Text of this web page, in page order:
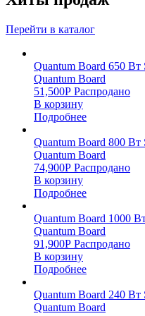
Перейти в каталог
Quantum Board 650
Quantum Board
51,500Р Распродано
В корзину
Подробнее
Quantum Board 800
Quantum Board
74,900Р Распродано
В корзину
Подробнее
Quantum Board 1000
Quantum Board
91,900Р Распродано
В корзину
Подробнее
Quantum Board 240
Quantum Board